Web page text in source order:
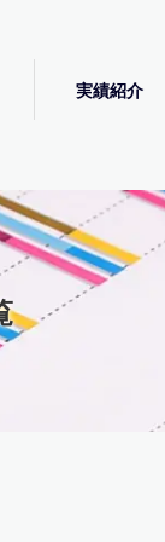
実績紹介